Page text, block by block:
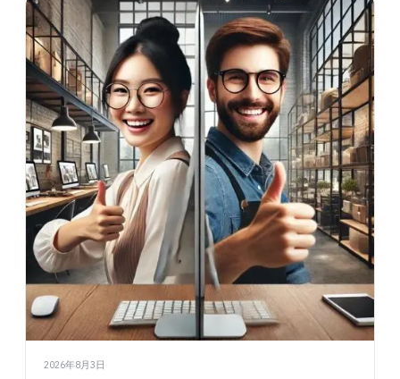
2026年8月3日